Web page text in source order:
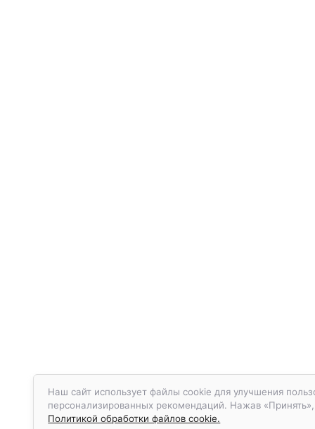
Наш сайт использует файлы cookie для улучшения
персонализированных рекомендаций. Нажав
Политикой обработки файлов cookie.